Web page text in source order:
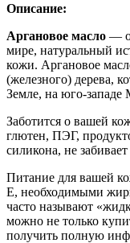
Описание:
Аргановое масло —
мире, натуральный
кожи. Аргановое
(железного) дерева,
Земле, на юго-западе
Заботится о вашей
глютен, ПЭГ,
силикона, не
Питание для вашей
Е, необходимыми
часто называют
можно не только
получить полную